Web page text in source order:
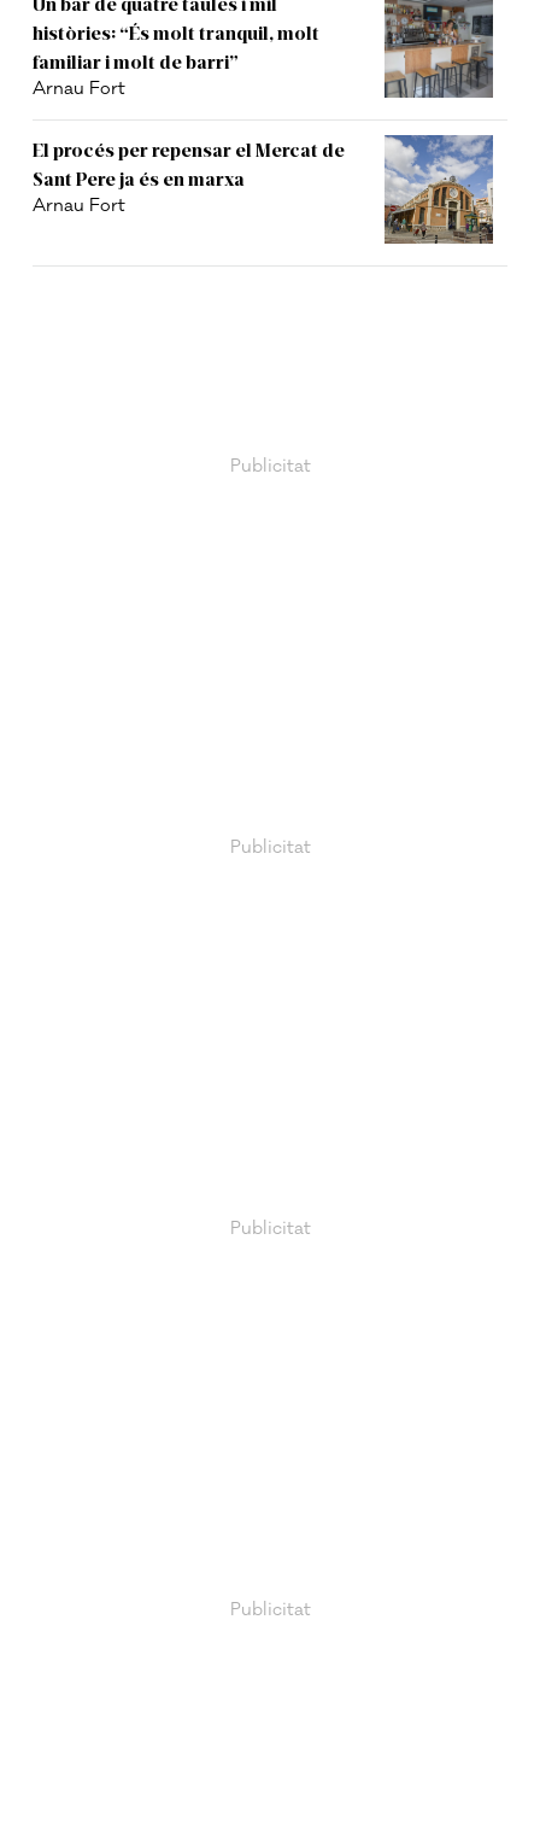
històries: “És molt tranquil, molt
familiar i molt de barri”
Arnau Fort
El procés per repensar el Mercat de
Sant Pere ja és en marxa
Arnau Fort